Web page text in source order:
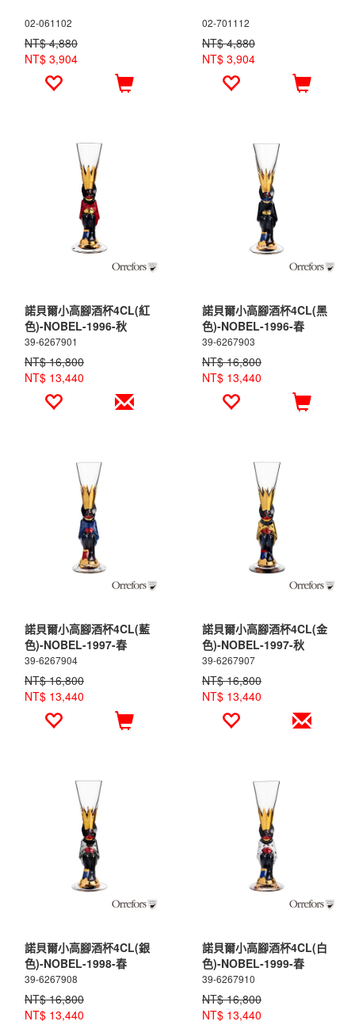
02-061102
NT$ 4,880
NT$ 3,904
02-701112
NT$ 4,880
NT$ 3,904
諾貝爾小高腳酒杯4CL(紅
色)-NOBEL-1996-秋
39-6267901
NT$ 16,800
NT$ 13,440
諾貝爾小高腳酒杯4CL(黑
色)-NOBEL-1996-春
39-6267903
NT$ 16,800
NT$ 13,440
諾貝爾小高腳酒杯4CL(藍
色)-NOBEL-1997-春
39-6267904
NT$ 16,800
NT$ 13,440
諾貝爾小高腳酒杯4CL(金
色)-NOBEL-1997-秋
39-6267907
NT$ 16,800
NT$ 13,440
諾貝爾小高腳酒杯4CL(銀
色)-NOBEL-1998-春
39-6267908
NT$ 16,800
NT$ 13,440
諾貝爾小高腳酒杯4CL(白
色)-NOBEL-1999-春
39-6267910
NT$ 16,800
NT$ 13,440